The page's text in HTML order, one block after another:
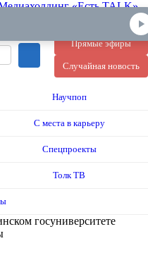
Прямые эфиры
Случайная новость
Научпоп
С места в карьеру
Спецпроекты
Толк ТВ
госуниверситете